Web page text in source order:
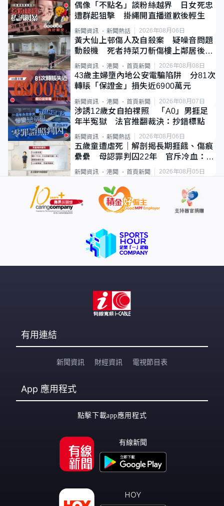
偶像「不點名」談粉絲越界 日女死忠
遭群起狙擊 掛繩開直播道歉後輕生
新聞資訊 新聞熱話 2026年08月06日
黃大仙上邨傷人及自殺案 疑噪音問題
動殺機 死者持菜刀斬傷樓上鄰居後墮
斃
新聞資訊 港聞 首頁新聞 2026年08月08日
43歲主婦墮內地公安電騙陷阱 分81次
轉賬「保證金」損失近6900萬元
新聞資訊 港聞 首頁新聞 2026年08月07日
涉誘12歲女自拍祼照 「A0」男捱足
年半冤獄 法官推翻裁決：抄錯標點
新聞資訊 新聞熱話 2026年08月06日
五歲童遭虐死｜解剖揭長期捱餓、傷痕
纍纍 母認罪判囚22年 官斥冷血：同
類案最惡劣
新聞資訊 港聞 首頁新聞 2026年08月05日
有用連結
新聞資訊 財經資訊 電視節目表
App 應用程式
點擊下載app應用程式
有線新聞
HOY